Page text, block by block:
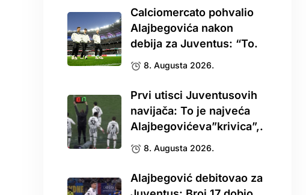
Calciomercato pohvalio
Alajbegovića nakon
debija za Juventus: “To.
8. Augusta 2026.
Prvi utisci Juventusovih
navijača: To je najveća
Alajbegovićeva”krivica”,.
8. Augusta 2026.
Alajbegović debitovao za